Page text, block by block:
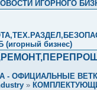
ИГОРНОГО
бизнес)
- ОФИЦИАЛЬНЫЕ
»